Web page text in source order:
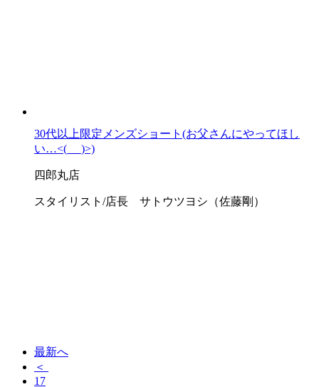
30代以上限定メンズショート(お父さんにやってほし
い…<(_ _)>)
四郎丸店
スタイリスト/店長 サトウツヨシ（佐藤剛）
最新へ
＜
17